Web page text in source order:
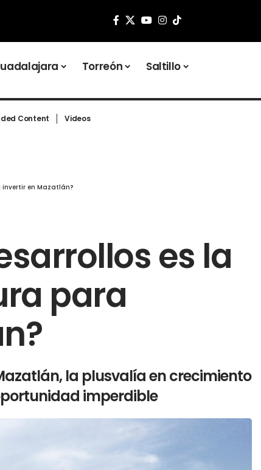
Torreón Saltillo
Content Videos
invertir en Mazatlán?
es la
para
la plusvalía en crecimiento
imperdible